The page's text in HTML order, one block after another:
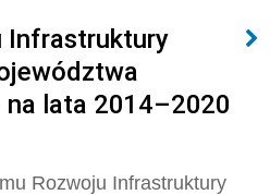
Infrastruktury
lata 2014–2020
Rozwoju Infrastruktury